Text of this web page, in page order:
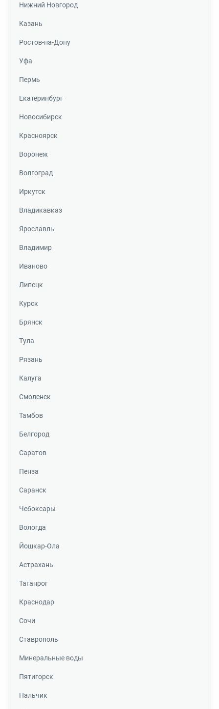
Нижний Новгород
Казань
Ростов-на-Дону
Уфа
Пермь
Екатеринбург
Новосибирск
Красноярск
Воронеж
Волгоград
Иркутск
Владикавказ
Ярославль
Владимир
Иваново
Липецк
Курск
Брянск
Тула
Рязань
Калуга
Смоленск
Тамбов
Белгород
Саратов
Пенза
Саранск
Чебоксары
Вологда
Йошкар-Ола
Астрахань
Таганрог
Краснодар
Сочи
Ставрополь
Минеральные воды
Пятигорск
Нальчик